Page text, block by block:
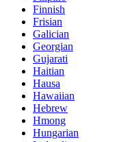
Finnish
Frisian
Galician
Georgian
Gujarati
Haitian
Hausa
Hawaiian
Hebrew
Hmong
Hungarian